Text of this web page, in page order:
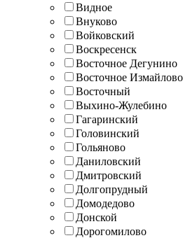
Видное
Внуково
Войковский
Воскресенск
Восточное Дегунино
Восточное Измайлово
Восточный
Выхино-Жулебино
Гагаринский
Головинский
Гольяново
Даниловский
Дмитровский
Долгопрудный
Домодедово
Донской
Дорогомилово